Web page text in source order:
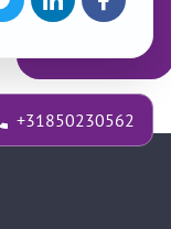
+31850230562